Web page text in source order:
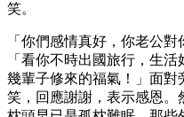
笑。
「你們感情真好，你老公
「看你不時出國旅行，生
幾輩子修來的福氣！」面對
笑，回應謝謝，表示感恩。